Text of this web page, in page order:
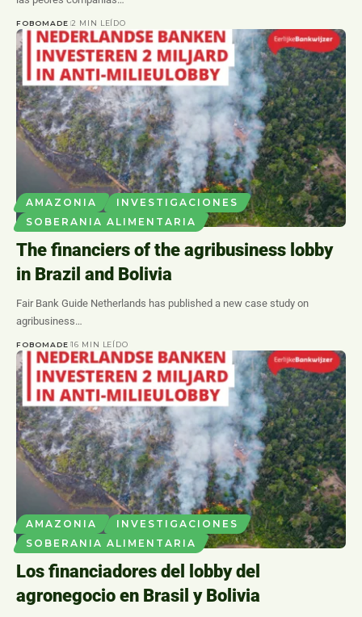
FOBOMADE 2 MIN LEÍDO
AMAZONIA
INVESTIGACIONES
SOBERANIA ALIMENTARIA
The financiers of the agribusiness lobby
in Brazil and Bolivia
Fair Bank Guide Netherlands has published a new case study on
agribusiness…
FOBOMADE 16 MIN LEÍDO
AMAZONIA
INVESTIGACIONES
SOBERANIA ALIMENTARIA
Los financiadores del lobby del
agronegocio en Brasil y Bolivia